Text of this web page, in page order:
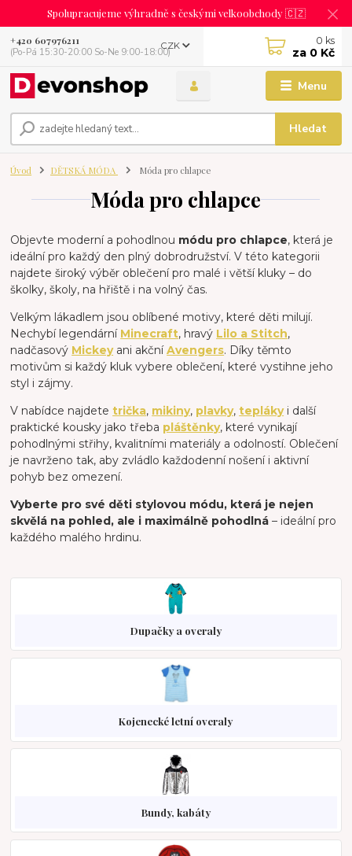
Spolupracujeme výhradně s českými velkoobchody 🇨🇿
Menu
CZK
Hledat
+420 607976211
(Po-Pá 15:30-20:00 So-Ne 9:00-18:00)
0 ks
za 0 Kč
Úvod DĚTSKÁ MÓDA Móda pro chlapce
Móda pro chlapce
Objevte moderní a pohodlnou módu pro chlapce, která je
ideální pro každý den plný dobrodružství. V této kategorii
najdete široký výběr oblečení pro malé i větší kluky – do
školky, školy, na hřiště i na volný čas.
Velkým lákadlem jsou oblíbené motivy, které děti milují.
Nechybí legendární Minecraft, hravý Lilo a Stitch,
nadčasový Mickeyani akčníAvengers. Díky těmto
motivům si každý kluk vybere oblečení, které vystihne jeho
styl i zájmy.
V nabídce najdetetrička, mikiny, plavky,teplákyi další
praktické kousky jako třeba pláštěnky, které vynikají
pohodlnými střihy, kvalitními materiály a odolností. Oblečení
je navrženo tak, aby zvládlo každodenní nošení i aktivní
pohyb bez omezení.
Vyberte pro své děti stylovou módu, která je nejen
skvělá na pohled, ale i maximálně pohodlná – ideální pro
každého malého hrdinu.
Dupačky a overaly
Kojenecké letní overaly
Bundy, kabáty